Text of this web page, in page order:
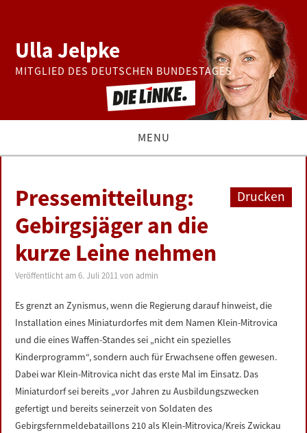
Ulla Jelpke
MITGLIED DES DEUTSCHEN BUNDESTAGES
MENU
BUNDESTAG
PRESSE
ZUR PERSON
LINKS
DATENSCHUTZERKLÄRUNG
IMPRESSUM
Drucken
Pressemitteilung:
Gebirgsjäger an die
kurze Leine nehmen
Veröffentlicht am6. Juli 2011 vonadmin
Es grenzt an Zynismus, wenn die Regierung darauf hinweist, die
Installation eines Miniaturdorfes mit dem Namen Klein-Mitrovica
und die eines Waffen-Standes sei „nicht ein spezielles
Kinderprogramm“, sondern auch für Erwachsene offen gewesen.
Dabei war Klein-Mitrovica nicht das erste Mal im Einsatz. Das
Miniaturdorf sei bereits „vor Jahren zu Ausbildungszwecken
gefertigt und bereits seinerzeit von Soldaten des
Gebirgsfernmeldebataillons 210 als Klein-Mitrovica/Kreis Zwickau